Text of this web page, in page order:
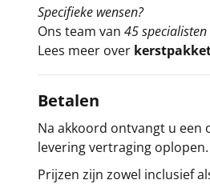
Specifieke wensen?
Ons team van 45 specialisten
Lees meer over
Betalen
Na akkoord ontvangt u een
levering vertraging oplopen.
Prijzen zijn zowel inclusief